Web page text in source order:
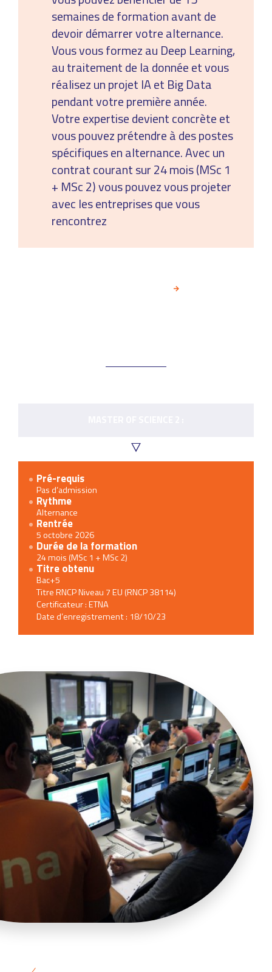
semaines de formation avant de
devoir démarrer votre alternance.
Vous vous formez au Deep Learning,
au traitement de la donnée et vous
réalisez un projet IA et Big Data
pendant votre première année.
Votre expertise devient concrète et
vous pouvez prétendre à des postes
spécifiques en alternance. Avec un
contrat courant sur 24 mois (MSc 1
+ MSc 2) vous pouvez vous projeter
avec les entreprises que vous
rencontrez
science
Pré-requis
Pas d’admission
Rythme
Alternance
Rentrée
5 octobre 2026
Durée de la formation
24 mois (MSc 1 + MSc 2)
Titre obtenu
Bac+5
Titre RNCP Niveau 7 EU (RNCP 38114)
Certificateur : ETNA
Date d’enregistrement : 18/10/23